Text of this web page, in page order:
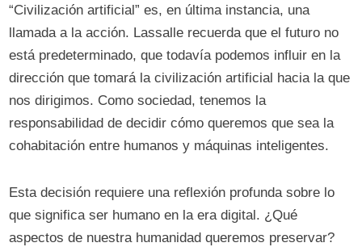
“Civilización artificial” es, en última instancia, una
llamada a la acción. Lassalle recuerda que el futuro no
está predeterminado, que todavía podemos influir en la
dirección que tomará la civilización artificial hacia la que
nos dirigimos. Como sociedad, tenemos la
responsabilidad de decidir cómo queremos que sea la
cohabitación entre humanos y máquinas inteligentes.
Esta decisión requiere una reflexión profunda sobre lo
que significa ser humano en la era digital. ¿Qué
aspectos de nuestra humanidad queremos preservar?